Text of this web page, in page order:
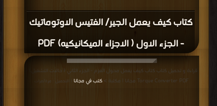
كتاب كيف يعمل الجير/ الفتيس الاوتوماتيك
- الجزء الاول ( الاجزاء الميكانيكيه) PDF
قراءة و تحميل كتاب كتاب كيف يعمل محول العزم - الجزء الثاني ( حالات التشغيل) -
Torque Converter PDF مجانا | مكتبة >
كتب في مجانا | التحميل : مرة/مرات